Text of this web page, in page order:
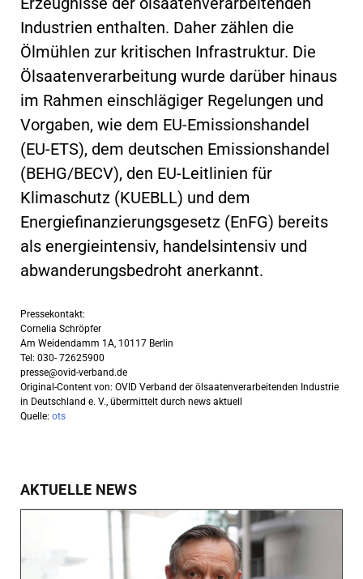
Industrien enthalten. Daher zählen die
Ölmühlen zur kritischen Infrastruktur. Die
Ölsaatenverarbeitung wurde darüber hinaus
im Rahmen einschlägiger Regelungen und
Vorgaben, wie dem EU-Emissionshandel
(EU-ETS), dem deutschen Emissionshandel
(BEHG/BECV), den EU-Leitlinien für
Klimaschutz (KUEBLL) und dem
Energiefinanzierungsgesetz (EnFG) bereits
als energieintensiv, handelsintensiv und
abwanderungsbedroht anerkannt.
Pressekontakt:
Cornelia Schröpfer
Am Weidendamm 1A, 10117 Berlin
Tel: 030- 72625900
presse@ovid-verband.de
Original-Content von: OVID Verband der ölsaatenverarbeitenden Industrie
in Deutschland e. V., übermittelt durch news aktuell
Quelle: ots
AKTUELLE NEWS